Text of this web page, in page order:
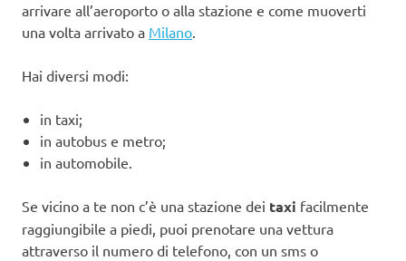
arrivare all’aeroporto o alla stazione e come muoverti
una volta arrivato a Milano.
Hai diversi modi:
in taxi;
in autobus e metro;
in automobile.
Se vicino a te non c’è una stazione dei taxi facilmente
raggiungibile a piedi, puoi prenotare una vettura
attraverso il numero di telefono, con un sms o